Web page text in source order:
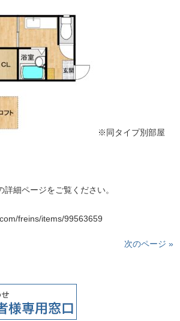
※同タイプ別部屋
細ページをご覧ください。
freins/items/99563659
次のページ »